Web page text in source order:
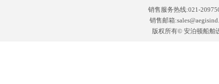
销售服务热线:021-
销售邮箱
版权所有© 安泊顿船